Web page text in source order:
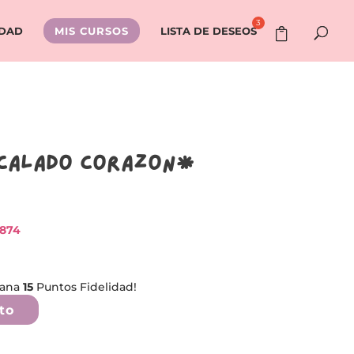
MIS CURSOS LISTA DE DESEOS
Corazon*
15Puntos Fidelidad!